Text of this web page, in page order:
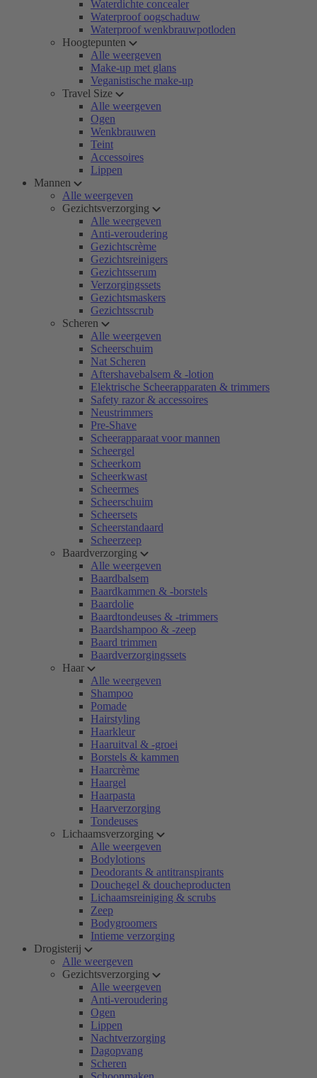
Waterdichte concealer
Waterproof oogschaduw
Waterproof wenkbrauwpotloden
Hoogtepunten
Alle weergeven
Make-up met glans
Veganistische make-up
Travel Size
Alle weergeven
Ogen
Wenkbrauwen
Teint
Accessoires
Lippen
Mannen
Alle weergeven
Gezichtsverzorging
Alle weergeven
Anti-veroudering
Gezichtscrème
Gezichtsreinigers
Gezichtsserum
Verzorgingssets
Gezichtsmaskers
Gezichtsscrub
Scheren
Alle weergeven
Scheerschuim
Nat Scheren
Aftershavebalsem & -lotion
Elektrische Scheerapparaten & trimmers
Safety razor & accessoires
Neustrimmers
Pre-Shave
Scheerapparaat voor mannen
Scheergel
Scheerkom
Scheerkwast
Scheermes
Scheerschuim
Scheersets
Scheerstandaard
Scheerzeep
Baardverzorging
Alle weergeven
Baardbalsem
Baardkammen & -borstels
Baardolie
Baardtondeuses & -trimmers
Baardshampoo & -zeep
Baard trimmen
Baardverzorgingssets
Haar
Alle weergeven
Shampoo
Pomade
Hairstyling
Haarkleur
Haaruitval & -groei
Borstels & kammen
Haarcrème
Haargel
Haarpasta
Haarverzorging
Tondeuses
Lichaamsverzorging
Alle weergeven
Bodylotions
Deodorants & antitranspirants
Douchegel & doucheproducten
Lichaamsreiniging & scrubs
Zeep
Bodygroomers
Intieme verzorging
Drogisterij
Alle weergeven
Gezichtsverzorging
Alle weergeven
Anti-veroudering
Ogen
Lippen
Nachtverzorging
Dagopvang
Scheren